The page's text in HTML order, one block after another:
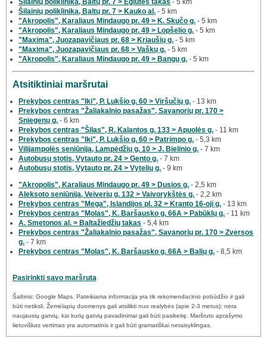
Šilainių poliklinika, Baltų pr. 7 > Kauko al. - 5 km
"Akropolis", Karaliaus Mindaugo pr. 49 > K. Skučo g. - 5 km
"Akropolis", Karaliaus Mindaugo pr. 49 > Lopšelio g. - 5 km
"Maxima", Juozapavičiaus pr. 68 > Kriaušių g. - 5 km
"Maxima", Juozapavičiaus pr. 68 > Vaškų g. - 5 km
"Akropolis", Karaliaus Mindaugo pr. 49 > Bangų g. - 5 km
Atsitiktiniai maršrutai
Prekybos centras "Iki", P. Lukšio g. 60 > Viršučių g. - 13 km
Prekybos centras "Žaliakalnio pasažas", Savanorių pr. 170 >
Sniegenų g. - 6 km
Prekybos centras "Šilas", R. Kalantos g. 133 > Apuolės g. - 11 km
Prekybos centras "Iki", P. Lukšio g. 60 > Patrimpo g. - 5,3 km
Vilijampolės seniūnija, Lampėdžių g. 10 > J. Bielinio g. - 7 km
Autobusų stotis, Vytauto pr. 24 > Gento g. - 7 km
Autobusų stotis, Vytauto pr. 24 > Vytelių g. - 9 km
"Akropolis", Karaliaus Mindaugo pr. 49 > Dusios g. - 2,5 km
Aleksoto seniūnija, Veiverių g. 132 > Vaivorykštės g. - 2,2 km
Prekybos centras "Mega", Islandijos pl. 32 > Kranto 16-oji g. - 13 km
Prekybos centras "Molas", K. Baršausko g. 66A > Pabūklų g. - 11 km
A. Smetonos al. > Baltažiedžių takas - 5,4 km
Prekybos centras "Žaliakalnio pasažas", Savanorių pr. 170 > Zversos
g. - 7 km
Prekybos centras "Molas", K. Baršausko g. 66A > Balių g. - 8,5 km
Pasirinkti savo maršrutą
Šaltinis: Google Maps. Pateikiama informacija yra tik rekomendacinio pobūdžio ir gali
būti netiksli. Žemėlapių duomenys gali atsilikti nuo realybės (apie 2-3 metus): nėra
naujausių gatvių, kai kurių gatvių pavadinimai gali būti pasikeitę. Maršruto aprašymo
lietuviškas vertimas yra automatinis ir gali būti gramatiškai netaisyklingas.